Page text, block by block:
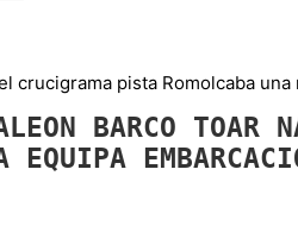
crucigrama pista Romolcaba una
BARCO TOAR
EQUIPA